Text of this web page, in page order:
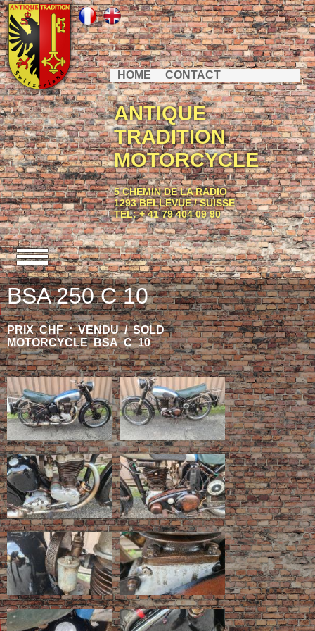
HOME CONTACT
ANTIQUE
TRADITION
MOTORCYCLE
5 CHEMIN DE LA RADIO
1293 BELLEVUE / SUISSE
TEL: + 41 79 404 09 90
BSA 250 C 10
PRIX CHF : VENDU / SOLD
MOTORCYCLE BSA C 10